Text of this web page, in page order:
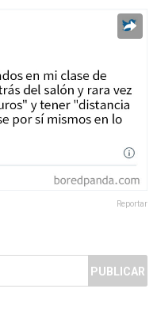
Reportar
PUBLICAR